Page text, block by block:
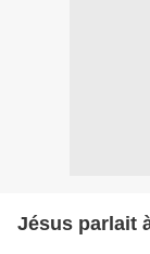
Jésus parlait